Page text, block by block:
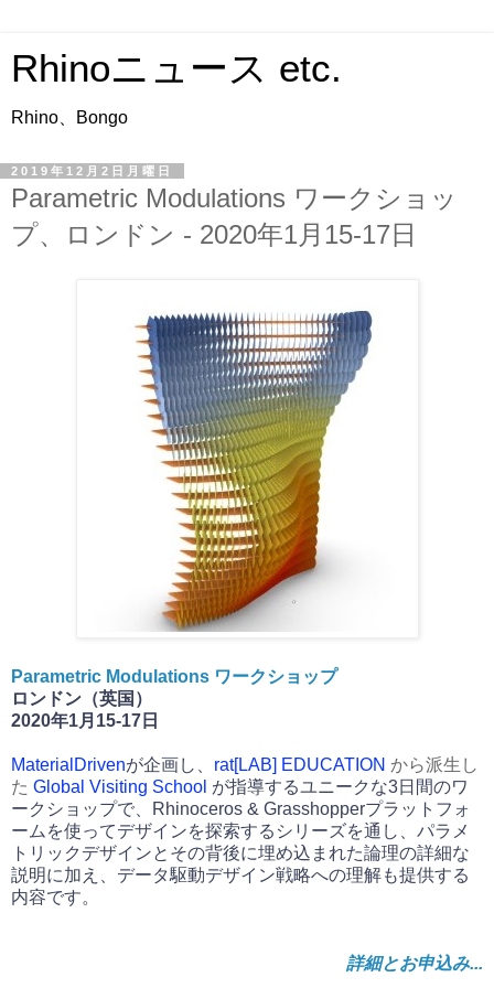
Rhinoニュース etc.
Rhino、Bongo
2019年12月2日月曜日
Parametric Modulations ワークショッ
プ、ロンドン - 2020年1月15-17日
Parametric Modulations ワークショップ
ロンドン（英国）
2020年1月15-17日
MaterialDrivenが企画し、 rat[LAB] EDUCATION から派生し
た Global Visiting School が指導するユニークな3日間のワ
ークショップで、Rhinoceros & Grasshopperプラットフォ
ームを使ってデザインを探索するシリーズを通し、パラメ
トリックデザインとその背後に埋め込まれた論理の詳細な
説明に加え、データ駆動デザイン戦略への理解も提供する
内容です。
詳細とお申込み...